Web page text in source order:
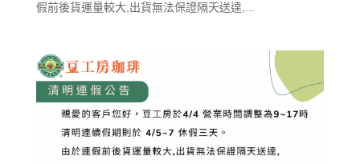
假前後貨運量較大,出貨無法保證隔天送達,...